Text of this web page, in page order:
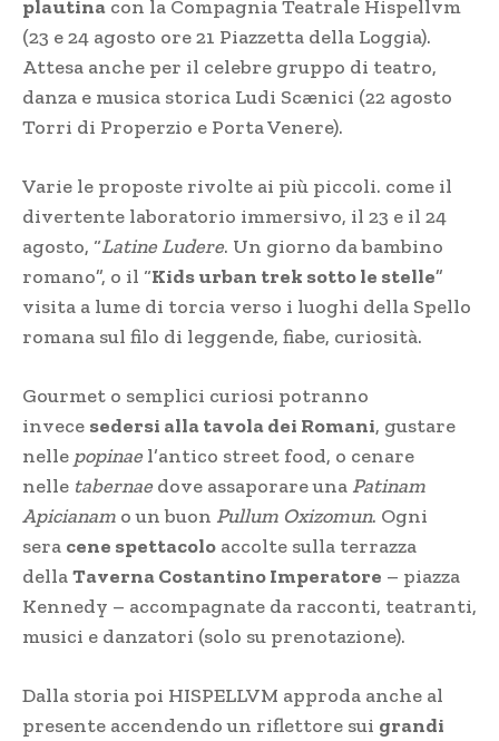
plautina con la Compagnia Teatrale Hispellvm
(23 e 24 agosto ore 21 Piazzetta della Loggia).
Attesa anche per il celebre gruppo di teatro,
danza e musica storica Ludi Scænici (22 agosto
Torri di Properzio e Porta Venere).
Varie le proposte rivolte ai più piccoli. come il
divertente laboratorio immersivo, il 23 e il 24
agosto, “Latine Ludere. Un giorno da bambino
romano”, o il “Kids urban trek sotto le stelle”
visita a lume di torcia verso i luoghi della Spello
romana sul filo di leggende, fiabe, curiosità.
Gourmet o semplici curiosi potranno
invece sedersi alla tavola dei Romani, gustare
nelle popinael’antico street food, o cenare
nelle tabernaedove assaporare una Patinam
Apicianam o un buon Pullum Oxizomun. Ogni
sera cene spettacolo accolte sulla terrazza
dellaTaverna Costantino Imperatore – piazza
Kennedy – accompagnate da racconti, teatranti,
musici e danzatori (solo su prenotazione).
Dalla storia poi HISPELLVM approda anche al
presente accendendo un riflettore sui grandi